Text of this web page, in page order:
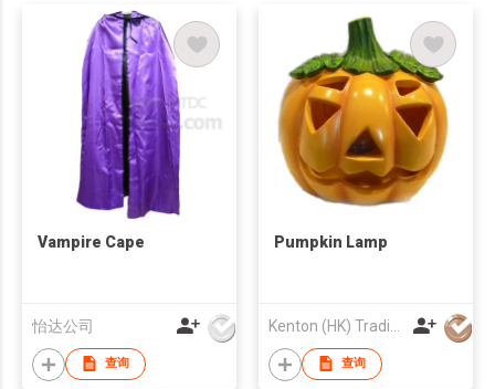
Vampire Cape
怡达公司
查询
Pumpkin Lamp
查询